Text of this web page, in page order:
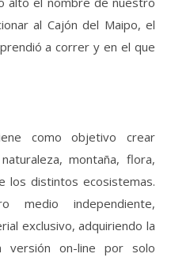
al Cajón del Maipo, el
a correr y en el que
como objetivo crear
montaña, flora,
los distintos ecosistemas.
medio independiente,
exclusivo, adquiriendo la
versión on-line por solo